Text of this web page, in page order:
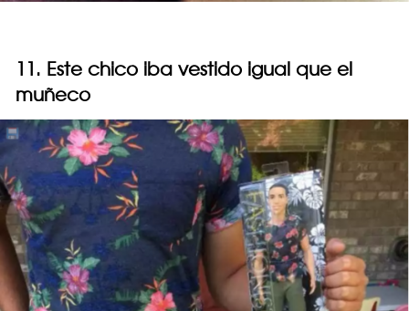
11. Este chico iba vestido igual que el
muñeco